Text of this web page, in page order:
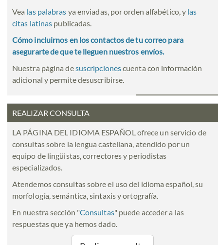
Vea las palabras ya enviadas, por orden alfabético, y las
citas latinas publicadas.
Cómo incluirnos en los contactos de tu correo para
asegurarte de que te lleguen nuestros envíos.
Nuestra página desuscripcionescuenta con información
adicional y permite desuscribirse.
REALIZAR CONSULTA
LA PÁGINA DEL IDIOMA ESPAÑOL ofrece un servicio de
consultas sobre la lengua castellana, atendido por un
equipo de lingüistas, correctores y periodistas
especializados.
Atendemos consultas sobre el uso del idioma español, su
morfología, semántica, sintaxis y ortografía.
En nuestra sección "Consultas" puede acceder a las
respuestas que ya hemos dado.